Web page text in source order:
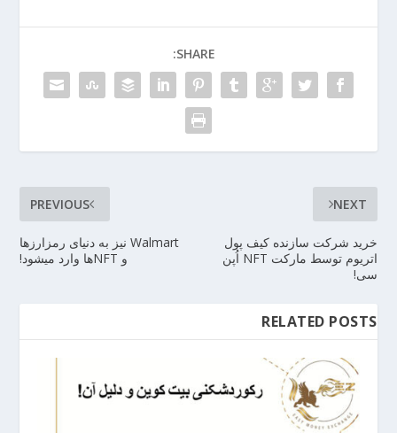
SHARE:
PREVIOUS
Walmart نیز به دنیای رمزارزها
و NFTها وارد میشود!
NEXT
خرید شرکت سازنده کیف پول
اتریوم توسط مارکت NFT اُپن
سی!
RELATED POSTS